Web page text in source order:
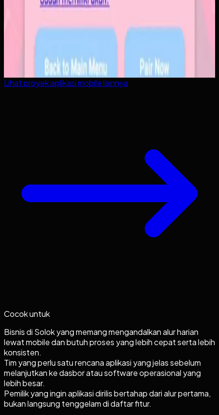
Lihat proyekaplikasi mobilelainnya
Cocok untuk
Bisnis di Solok yang memang mengandalkan alur harian
lewat mobile dan butuh proses yang lebih cepat serta lebih
konsisten.
Tim yang perlu satu rencana aplikasi yang jelas sebelum
melanjutkan ke dasbor atau software operasional yang
lebih besar.
Pemilik yang ingin aplikasi dirilis bertahap dari alur pertama,
bukan langsung tenggelam di daftar fitur.